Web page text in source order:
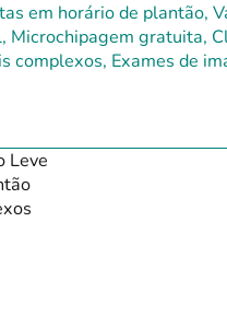
em horário de plantão,
Microchipagem gratuita,
complexos, Exames de
Leve